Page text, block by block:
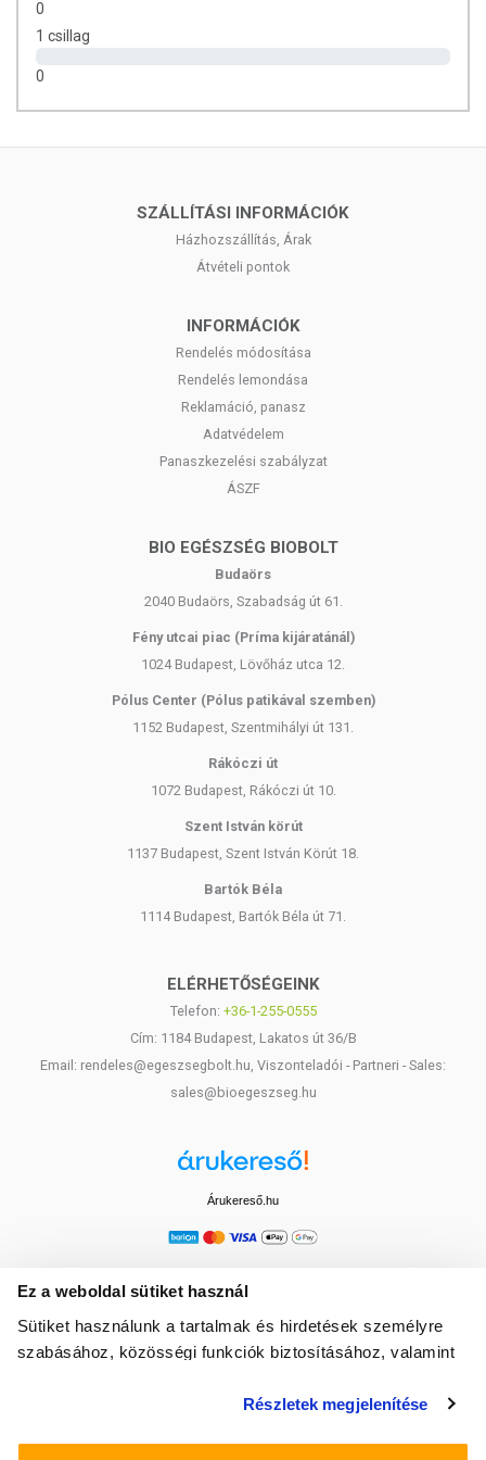
Ez a weboldal sütiket használ
Sütiket használunk a tartalmak és hirdetések személyre
szabásához, közösségi funkciók biztosításához, valamint
média-, hirdető- és elemező partnereinkkel megosztjuk az
Részletek megjelenítése
0
1 csillag
0
SZÁLLÍTÁSI INFORMÁCIÓK
Házhozszállítás, Árak
Átvételi pontok
INFORMÁCIÓK
Rendelés módosítása
Rendelés lemondása
Reklamáció, panasz
Adatvédelem
Panaszkezelési szabályzat
ÁSZF
BIO EGÉSZSÉG BIOBOLT
Budaörs
2040 Budaörs, Szabadság út 61.
Fény utcai piac (Príma kijáratánál)
1024 Budapest, Lövőház utca 12.
Pólus Center (Pólus patikával szemben)
1152 Budapest, Szentmihályi út 131.
Rákóczi út
1072 Budapest, Rákóczi út 10.
Szent István körút
1137 Budapest, Szent István Körút 18.
Bartók Béla
1114 Budapest, Bartók Béla út 71.
ELÉRHETŐSÉGEINK
Telefon: +36-1-255-0555
Cím: 1184 Budapest, Lakatos út 36/B
Email: rendeles@egeszsegbolt.hu, Viszonteladói - Partneri - Sales:
sales@bioegeszseg.hu
Árukereső.hu